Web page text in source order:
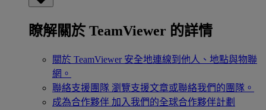
瞭解關於 TeamViewer 的詳情
關於 TeamViewer 安全地連線到他人、地點與物聯
網。
聯絡支援團隊 瀏覽支援文章或聯絡我們的團隊。
成為合作夥伴 加入我們的全球合作夥伴計劃